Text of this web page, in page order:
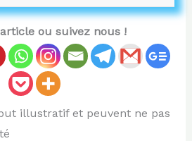
ou suivez nous !
illustratif et peuvent ne pas